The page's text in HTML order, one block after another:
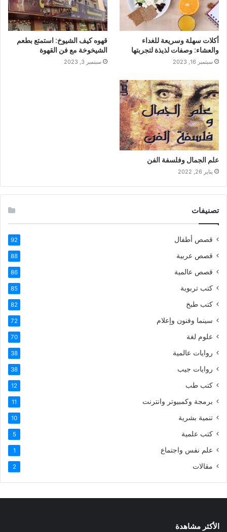
أكلات سهلة وسريعة للغداء
والعشاء: وصفات لذيذة لتجربتها
سبتمبر 16, 2023
قهوه كيف الشيوخ: استمتع بطعم
الشيخوخة مع فن القهوة
سبتمبر 3, 2023
علم الجمال وفلسفة الفن
يناير 26, 2022
تصنيفات
قصص أطفال 92
قصص عربية 88
قصص عالمية 86
كتب تربوية 85
كتب طبخ 82
سينما وفنون وإعلام 72
علوم لغة 70
روايات عالمية 38
روايات جيب 38
كتب طب 12
برمجة وكمبيوتر وانترنت 11
تنمية بشرية 10
كتب علمية 5
علم نفس واجتماع 1
مقالات 2
الأكثر مشاهدة